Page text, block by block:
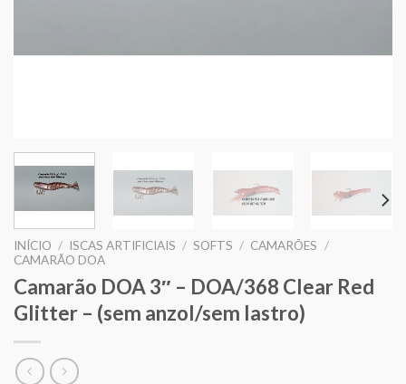
INÍCIO / ISCAS ARTIFICIAIS / SOFTS / CAMARÕES
/
CAMARÃO DOA
Camarão DOA 3″ – DOA/368 Clear Red
Glitter – (sem anzol/sem lastro)